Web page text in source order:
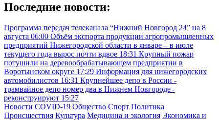
Последние новости:
Программа передач телеканала “Нижний Новгород 24” на 8
августа 06:00 Объём экспорта продукции агропромышленных
предприятий Нижегородской области в январе – в июле
текущего года вырос почти вдвое 18:31 Крупный пожар
потушили на деревообрабатывающем предприятии в
Воротынском округе 17:29 Информация для нижегородских
автомобилистов 16:31 Крупнейшее депо в России -
трамвайное депо номер два в Нижнем Новгороде -
реконструируют 15:27
Новости COVID-19 Общество Спорт Политика
Происшествия Культура Медицина и экология Экономика и